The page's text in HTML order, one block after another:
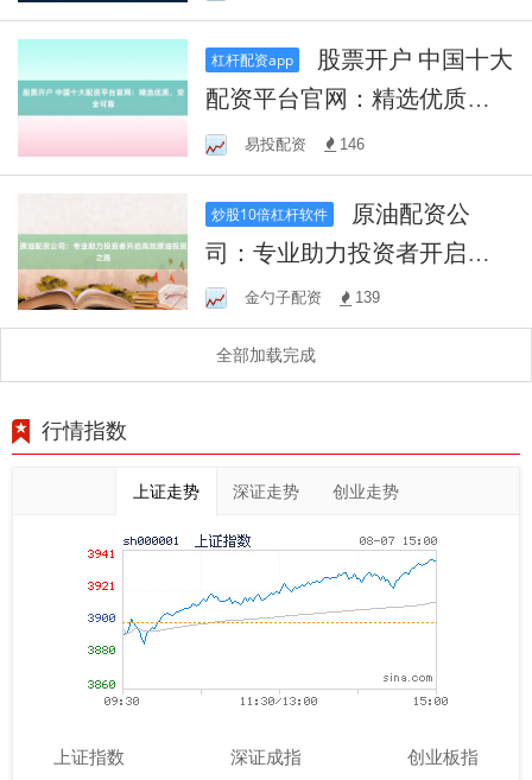
杠杆配资app
配资平台官网：精选优质，
安全可靠
易投配资 146
炒股10倍杠杆软件
司：专业助力投资者开启高
效原油投资之路
金勺子配资 139
全部加载完成
行情指数
上证走势 深证走势 创业走势
上证指数 深证成指 创业板指